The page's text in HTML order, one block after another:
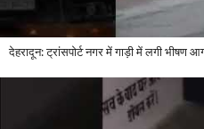
देहरादून: ट्रांसपोर्ट नगर में गाड़ी में लगी